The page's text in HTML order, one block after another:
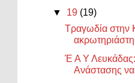
▼ 19 (19)
Τραγωδία στην
Έ Α Υ
Ανάστασης να